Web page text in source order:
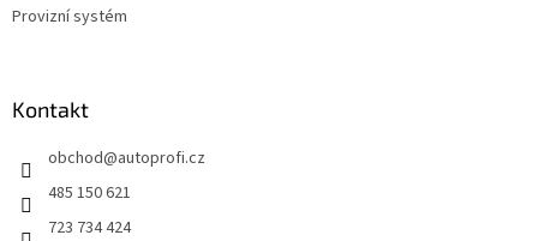
Provizní systém
Kontakt
obchod@autoprofi.cz
485 150 621
723 734 424